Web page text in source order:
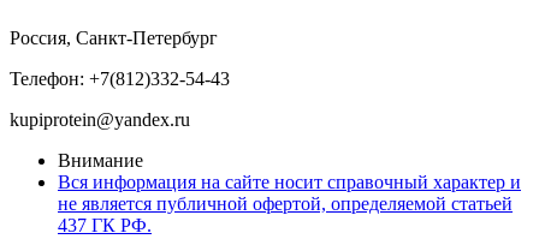
Россия, Санкт-Петербург
Телефон: +7(812)332-54-43
kupiprotein@yandex.ru
Внимание
Вся информация на сайте носит справочный характер и
не является публичной офертой, определяемой статьей
437 ГК РФ.